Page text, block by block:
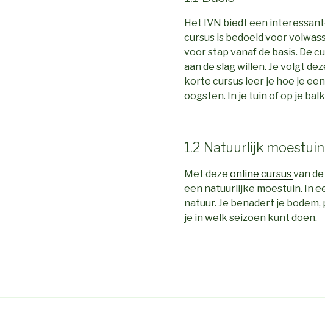
Het IVN biedt een
cursus is bedoeld voor
voor stap vanaf de basis. De
aan de slag willen. Je volgt
korte cursus leer je hoe je
oogsten. In je tuin of op je
1.2 Natuurlijk
Met deze online cursusvan
een natuurlijke moestuin. In
natuur. Je benadert je
je in welk seizoen kunt doen.